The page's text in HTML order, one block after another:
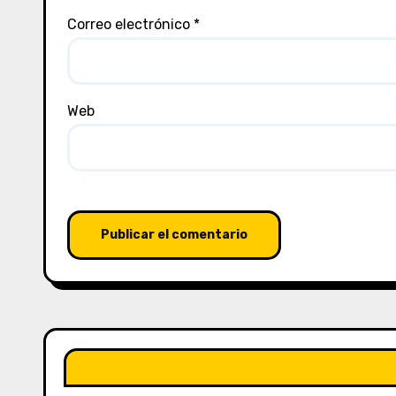
Correo electrónico *
Web